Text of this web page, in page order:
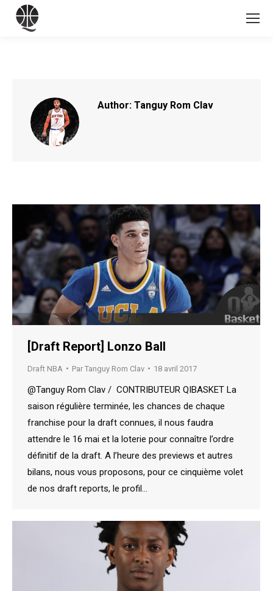
Author: Tanguy Rom Clav
[Draft Report] Lonzo Ball
Draft NBA Par Tanguy Rom Clav 18 avril 2017
@Tanguy Rom Clav / CONTRIBUTEUR QIBASKET La
saison régulière terminée, les chances de chaque
franchise pour la draft connues, il nous faudra
attendre le 16 mai et la loterie pour connaître l’ordre
définitif de la draft. A l’heure des previews et autres
bilans, nous vous proposons, pour ce cinquième volet
de nos draft reports, le profil…